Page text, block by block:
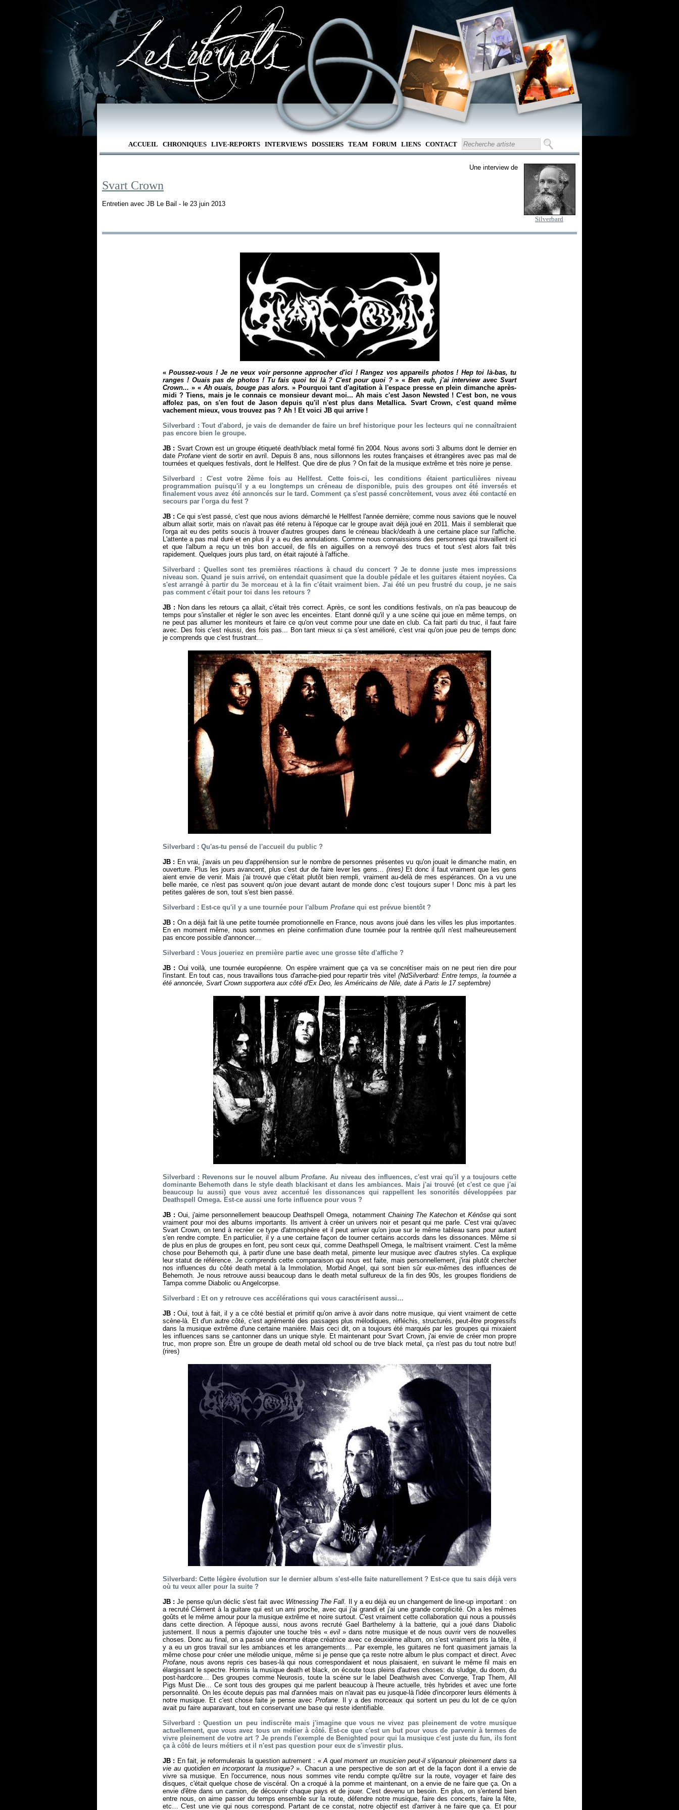
ACCUEIL CHRONIQUES LIVE-REPORTS INTERVIEWS DOSSIERS TEAM FORUM LIENS CONTACT
Svart Crown
Entretien avec JB Le Bail - le 23 juin 2013
Silverbard
Une interview de
«Poussez-vous ! Je ne veux voir personne approcher d'ici ! Rangez vos appareils photos ! Hep toi là-bas, tu
ranges ! Ouais pas de photos ! Tu fais quoi toi là ? C'est pour quoi ?» «Ben euh, j'ai interview avec Svart
Crown... » « Ah ouais, bouge pas alors. » Pourquoi tant d'agitation à l'espace presse en plein dimanche après-
midi ? Tiens, mais je le connais ce monsieur devant moi... Ah mais c'est Jason Newsted ! C'est bon, ne vous
affolez pas, on s'en fout de Jason depuis qu'il n'est plus dans Metallica. Svart Crown, c'est quand même
vachement mieux, vous trouvez pas ? Ah ! Et voici JB qui arrive !
Silverbard : Tout d'abord, je vais de demander de faire un bref historique pour les lecteurs qui ne connaîtraient
pas encore bien le groupe.
JB : Svart Crown est un groupe étiqueté death/black metal formé fin 2004. Nous avons sorti 3 albums dont le dernier en
date Profane vient de sortir en avril. Depuis 8 ans, nous sillonnons les routes françaises et étrangères avec pas mal de
tournées et quelques festivals, dont le Hellfest. Que dire de plus ? On fait de la musique extrême et très noire je pense.
Silverbard : C'est votre 2ème fois au Hellfest. Cette fois-ci, les conditions étaient particulières niveau
programmation puisqu'il y a eu longtemps un créneau de disponible, puis des groupes ont été inversés et
finalement vous avez été annoncés sur le tard. Comment ça s'est passé concrètement, vous avez été contacté en
secours par l'orga du fest ?
JB : Ce qui s'est passé, c'est que nous avions démarché le Hellfest l'année dernière; comme nous savions que le nouvel
album allait sortir, mais on n'avait pas été retenu à l'époque car le groupe avait déjà joué en 2011. Mais il semblerait que
l'orga ait eu des petits soucis à trouver d'autres groupes dans le créneau black/death à une certaine place sur l'affiche.
L'attente a pas mal duré et en plus il y a eu des annulations. Comme nous connaissions des personnes qui travaillent ici
et que l'album a reçu un très bon accueil, de fils en aiguilles on a renvoyé des trucs et tout s'est alors fait très
rapidement. Quelques jours plus tard, on était rajouté à l'affiche.
Silverbard : Quelles sont tes premières réactions à chaud du concert ? Je te donne juste mes impressions
niveau son. Quand je suis arrivé, on entendait quasiment que la double pédale et les guitares étaient noyées. Ca
s'est arrangé à partir du 3e morceau et à la fin c'était vraiment bien. J'ai été un peu frustré du coup, je ne sais
pas comment c'était pour toi dans les retours ?
JB : Non dans les retours ça allait, c'était très correct. Après, ce sont les conditions festivals, on n'a pas beaucoup de
temps pour s'installer et régler le son avec les enceintes. Etant donné qu'il y a une scène qui joue en même temps, on
ne peut pas allumer les moniteurs et faire ce qu'on veut comme pour une date en club. Ca fait parti du truc, il faut faire
avec. Des fois c'est réussi, des fois pas... Bon tant mieux si ça s'est amélioré, c'est vrai qu'on joue peu de temps donc
je comprends que c'est frustrant…
Silverbard : Qu'as-tu pensé de l'accueil du public ?
JB : En vrai, j'avais un peu d'appréhension sur le nombre de personnes présentes vu qu'on jouait le dimanche matin, en
ouverture. Plus les jours avancent, plus c'est dur de faire lever les gens…(rires) Et donc il faut vraiment que les gens
aient envie de venir. Mais j'ai trouvé que c'était plutôt bien rempli, vraiment au-delà de mes espérances. On a vu une
belle marée, ce n'est pas souvent qu'on joue devant autant de monde donc c'est toujours super ! Donc mis à part les
petites galères de son, tout s'est bien passé.
Silverbard : Est-ce qu'il y a une tournée pour l'album Profane qui est prévue bientôt ?
JB : On a déjà fait là une petite tournée promotionnelle en France, nous avons joué dans les villes les plus importantes.
En en moment même, nous sommes en pleine confirmation d'une tournée pour la rentrée qu'il n'est malheureusement
pas encore possible d'annoncer…
Silverbard : Vous joueriez en première partie avec une grosse tête d'affiche ?
JB : Oui voilà, une tournée européenne. On espère vraiment que ça va se concrétiser mais on ne peut rien dire pour
l'instant. En tout cas, nous travaillons tous d'arrache-pied pour repartir très vite! (NdSilverbard: Entre temps, la tournée a
été annoncée, Svart Crown supportera aux côté d'Ex Deo, les Américains de Nile, date à Paris le 17 septembre)
Silverbard : Revenons sur le nouvel albumProfane. Au niveau des influences, c'est vrai qu'il y a toujours cette
dominante Behemoth dans le style death blackisant et dans les ambiances. Mais j'ai trouvé (et c'est ce que j'ai
beaucoup lu aussi) que vous avez accentué les dissonances qui rappellent les sonorités développées par
Deathspell Omega. Est-ce aussi une forte influence pour vous ?
JB : Oui, j'aime personnellement beaucoup Deathspell Omega, notamment Chaining The Katechonet Kénôsequi sont
vraiment pour moi des albums importants. Ils arrivent à créer un univers noir et pesant qui me parle. C'est vrai qu'avec
Svart Crown, on tend à recréer ce type d'atmosphère et il peut arriver qu'on joue sur le même tableau sans pour autant
s'en rendre compte. En particulier, il y a une certaine façon de tourner certains accords dans les dissonances. Même si
de plus en plus de groupes en font, peu sont ceux qui, comme Deathspell Omega, le maîtrisent vraiment. C'est la même
chose pour Behemoth qui, à partir d'une une base death metal, pimente leur musique avec d'autres styles. Ca explique
leur statut de référence. Je comprends cette comparaison qui nous est faite, mais personnellement, j'irai plutôt chercher
nos influences du côté death metal à la Immolation, Morbid Angel, qui sont bien sûr eux-mêmes des influences de
Behemoth. Je nous retrouve aussi beaucoup dans le death metal sulfureux de la fin des 90s, les groupes floridiens de
Tampa comme Diabolic ou Angelcorpse.
Silverbard : Et on y retrouve ces accélérations qui vous caractérisent aussi…
JB : Oui, tout à fait, il y a ce côté bestial et primitif qu'on arrive à avoir dans notre musique, qui vient vraiment de cette
scène-là. Et d'un autre côté, c'est agrémenté des passages plus mélodiques, réfléchis, structurés, peut-être progressifs
dans la musique extrême d'une certaine manière. Mais ceci dit, on a toujours été marqués par les groupes qui mixaient
les influences sans se cantonner dans un unique style. Et maintenant pour Svart Crown, j'ai envie de créer mon propre
truc, mon propre son. Être un groupe de death metal old school ou de trve black metal, ça n'est pas du tout notre but!
(rires)
Silverbard: Cette légère évolution sur le dernier album s'est-elle faite naturellement ? Est-ce que tu sais déjà vers
où tu veux aller pour la suite ?
JB : Je pense qu'un déclic s'est fait avec Witnessing The Fall. Il y a eu déjà eu un changement de line-up important : on
a recruté Clément à la guitare qui est un ami proche, avec qui j'ai grandi et j'ai une grande complicité. On a les mêmes
goûts et le même amour pour la musique extrême et noire surtout. C'est vraiment cette collaboration qui nous a poussés
dans cette direction. A l'époque aussi, nous avons recruté Gael Barthelemy à la batterie, qui a joué dans Diabolic
justement. Il nous a permis d'ajouter une touche très « evil» dans notre musique et de nous ouvrir vers de nouvelles
choses. Donc au final, on a passé une énorme étape créatrice avec ce deuxième album, on s'est vraiment pris la tête, il
y a eu un gros travail sur les ambiances et les arrangements… Par exemple, les guitares ne font quasiment jamais la
même chose pour créer une mélodie unique, même si je pense que ça reste notre album le plus compact et direct. Avec
Profane, nous avons repris ces bases-là qui nous correspondaient et nous plaisaient, en suivant le même fil mais en
élargissant le spectre. Hormis la musique death et black, on écoute tous pleins d'autres choses: du sludge, du doom, du
post-hardcore… Des groupes comme Neurosis, toute la scène sur le label Deathwish avec Converge, Trap Them, All
Pigs Must Die… Ce sont tous des groupes qui me parlent beaucoup à l'heure actuelle, très hybrides et avec une forte
personnalité. On les écoute depuis pas mal d'années mais on n'avait pas eu jusque-là l'idée d'incorporer leurs éléments à
notre musique. Et c'est chose faite je pense avec Profane. Il y a des morceaux qui sortent un peu du lot de ce qu'on
avait pu faire auparavant, tout en conservant une base qui reste identifiable.
Silverbard : Question un peu indiscrète mais j'imagine que vous ne vivez pas pleinement de votre musique
actuellement, que vous avez tous un métier à côté. Est-ce que c'est un but pour vous de parvenir à termes de
vivre pleinement de votre art ? Je prends l'exemple de Benighted pour qui la musique c'est juste du fun, ils font
ça à côté de leurs métiers et il n'est pas question pour eux de s'investir plus.
JB : En fait, je reformulerais la question autrement : «A quel moment un musicien peut-il s'épanouir pleinement dans sa
vie au quotidien en incorporant la musique?». Chacun a une perspective de son art et de la façon dont il a envie de
vivre sa musique. En l'occurrence, nous nous sommes vite rendu compte qu'être sur la route, voyager et faire des
disques, c'était quelque chose de viscéral. On a croqué à la pomme et maintenant, on a envie de ne faire que ça. On a
envie d'être dans un camion, de découvrir chaque pays et de jouer. C'est devenu un besoin. En plus, on s'entend bien
entre nous, on aime passer du temps ensemble sur la route, défendre notre musique, faire des concerts, faire la fête,
etc… C'est une vie qui nous correspond. Partant de ce constat, notre objectif est d'arriver à ne faire que ça. Et pour